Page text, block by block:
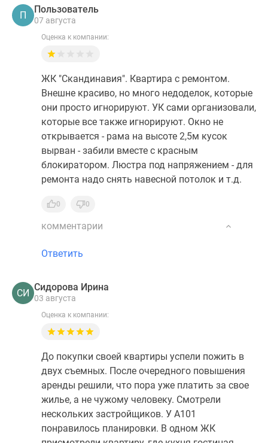
П
Пользователь
07 августа
Оценка к компании:
ЖК "Скандинавия". Квартира с ремонтом.
Внешне красиво, но много недоделок, которые
они просто игнорируют. УК сами организовали,
которые все также игнорируют. Окно не
открывается - рама на высоте 2,5м кусок
вырван - забили вместе с красным
блокиратором. Люстра под напряжением - для
ремонта надо снять навесной потолок и т.д.
0 0
комментарии
Ответить
СИ
Сидорова Ирина
03 августа
Оценка к компании:
До покупки своей квартиры успели пожить в
двух съемных. После очередного повышения
аренды решили, что пора уже платить за свое
жилье, а не чужому человеку. Смотрели
нескольких застройщиков. У А101
понравилось планировки. В одном ЖК